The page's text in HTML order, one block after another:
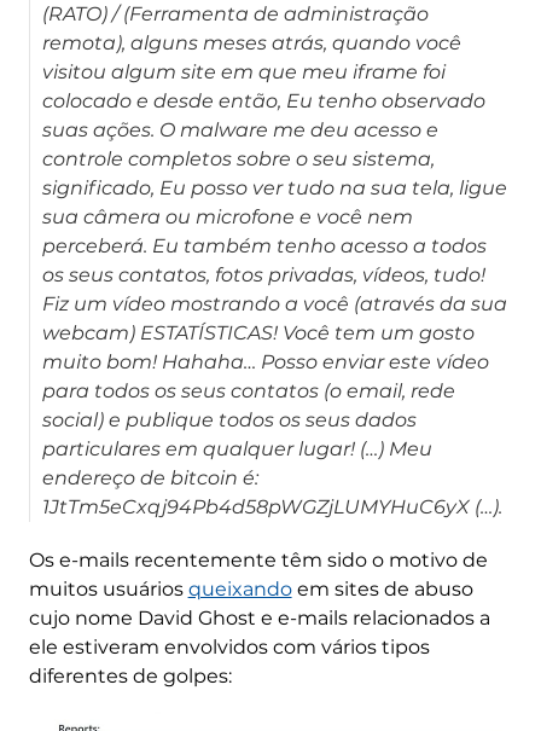
(RATO) / (Ferramenta de administração
remota), alguns meses atrás, quando você
visitou algum site em que meu iframe foi
colocado e desde então, Eu tenho observado
suas ações. O malware me deu acesso e
controle completos sobre o seu sistema,
significado, Eu posso ver tudo na sua tela, ligue
sua câmera ou microfone e você nem
perceberá. Eu também tenho acesso a todos
os seus contatos, fotos privadas, vídeos, tudo!
Fiz um vídeo mostrando a você (através da sua
webcam) ESTATÍSTICAS! Você tem um gosto
muito bom! Hahaha… Posso enviar este vídeo
para todos os seus contatos (o email, rede
social) e publique todos os seus dados
particulares em qualquer lugar! (…) Meu
endereço de bitcoin é:
1JtTm5eCxqj94Pb4d58pWGZjLUMYHuC6yX (…).
Os e-mails recentemente têm sido o motivo de
muitos usuários queixandoem sites de abuso
cujo nome David Ghost e e-mails relacionados a
ele estiveram envolvidos com vários tipos
diferentes de golpes: